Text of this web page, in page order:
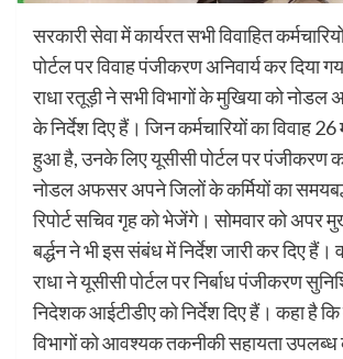
सरकारी सेवा में कार्यरत सभी विवाहित
पोर्टल पर विवाह पंजीकरण अनिवार्य कर दिया
राधा रतूड़ी ने सभी विभागों के मुखिया को
के निर्देश दिए हैं। जिन कर्मचारियों का विवाह
हुआ है, उनके लिए यूसीसी पोर्टल पर पंजीकरण
नोडल अफसर अपने जिलों के कर्मियों का
रिपोर्ट सचिव गृह को भेजेंगे। सोमवार को अपर
बर्द्धन ने भी इस संबंध में निर्देश जारी कर दिए
राधा ने यूसीसी पोर्टल पर निर्बाध पंजीकरण
निदेशक आईटीडीए को निर्देश दिए हैं। कहा है
विभागों को आवश्यक तकनीकी सहायता उपलब्ध